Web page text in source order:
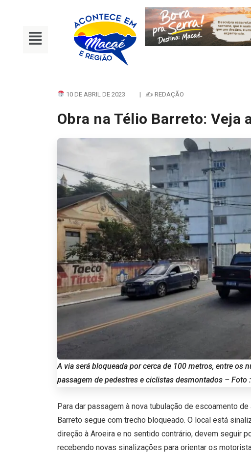
10 DE ABRIL DE 2023 | ✍ REDAÇÃO
Obra na Télio Barreto: Veja
A via será bloqueada por cerca de 100 metros, entre os
passagem de pedestres e ciclistas desmontados – Foto
Para dar passagem à nova tubulação de escoamento
Barreto segue com trecho bloqueado. O local está
direção à Aroeira e no sentido contrário, devem seguir
recebendo novas sinalizações para orientar os